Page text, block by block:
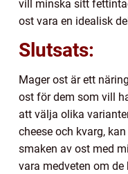
vill minska sitt
ost vara en idealisk
Slutsats:
Mager ost är ett
ost för dem som vill
att välja olika
cheese och kvarg,
smaken av ost med
vara medveten om